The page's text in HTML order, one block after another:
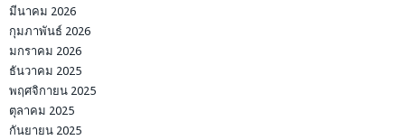
มีนาคม 2026
กุมภาพันธ์ 2026
มกราคม 2026
ธันวาคม 2025
พฤศจิกายน 2025
ตุลาคม 2025
กันยายน 2025